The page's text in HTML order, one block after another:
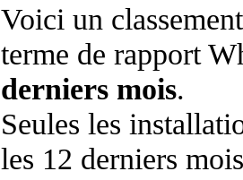
Voici un
terme de rapport
derniers mois.
Seules les
les 12 derniers